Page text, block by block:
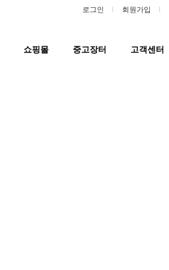
로그인 회원가입
쇼핑몰 중고장터 고객센터